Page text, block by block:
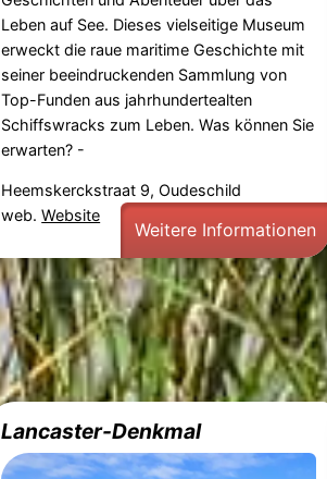
Leben auf See. Dieses vielseitige Museum
erweckt die raue maritime Geschichte mit
seiner beeindruckenden Sammlung von
Top-Funden aus jahrhundertealten
Schiffswracks zum Leben. Was können Sie
erwarten? -
Heemskerckstraat 9, Oudeschild
web.Website
Weitere Informationen
Lancaster-Denkmal